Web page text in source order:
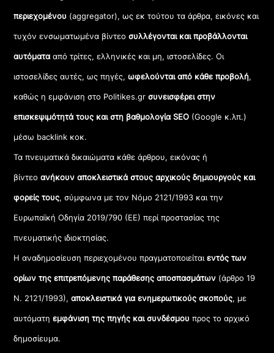
περιεχομένου (aggregator), ως εκ τούτου τα άρθρα, εικόνες και
τυχόν ενσωματωμένα βίντεοσυλλέγονται και προβάλλονται
αυτόματααπό τρίτες, ελληνικές και μη, ιστοσελίδες. Οι
ιστοσελίδες αυτές, ως πηγές,ωφελούνται από κάθε προβολή,
καθώς η εμφάνιση στο Politikes.gr συνεισφέρει στην
επισκεψιμότητά τους και στη βαθμολογία SEO (Google κ.λπ.)
μέσω backlink κοκ.
Τα πνευματικά δικαιώματα κάθε άρθρου, εικόνας ή
βίντεοανήκουν αποκλειστικά στους αρχικούς δημιουργούς και
φορείς τους, σύμφωνα με τον Νόμο 2121/1993 και την
Ευρωπαϊκή Οδηγία 2019/790 (ΕΕ) περί προστασίας της
πνευματικής ιδιοκτησίας.
Η αναδημοσίευση περιεχομένου πραγματοποιείταιεντός των
ορίων της επιτρεπόμενης παράθεσης αποσπασμάτων (άρθρο 19
Ν. 2121/1993), αποκλειστικά για ενημερωτικούς σκοπούς, με
αυτόματηεμφάνιση της πηγής και συνδέσμου προς το αρχικό
δημοσίευμα.